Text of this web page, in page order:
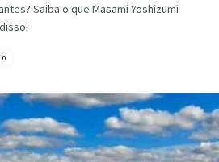
Saiba o que Masami Yoshizumi
0